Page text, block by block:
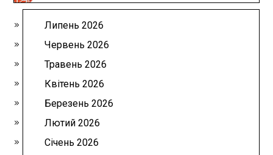
Липень 2026
Червень 2026
Травень 2026
Квітень 2026
Березень 2026
Лютий 2026
Січень 2026